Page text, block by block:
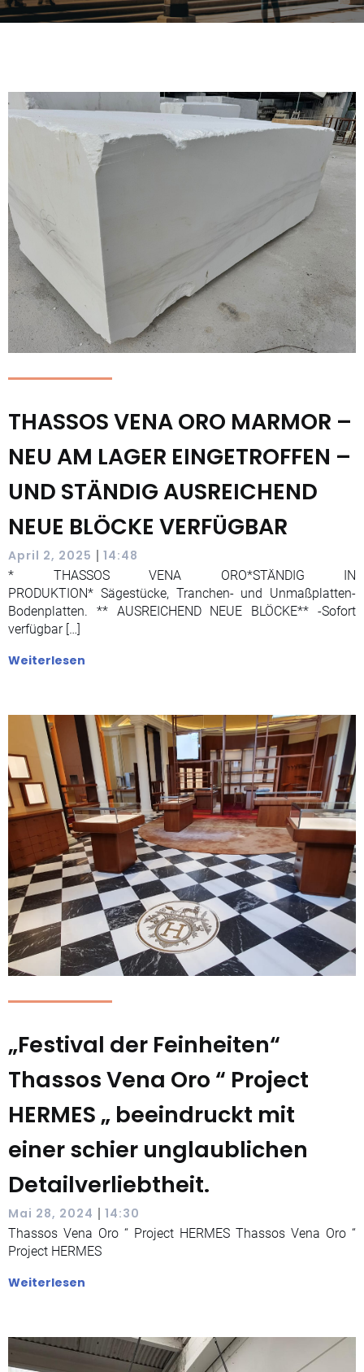
THASSOS VENA ORO MARMOR –
NEU AM LAGER EINGETROFFEN –
UND STÄNDIG AUSREICHEND
NEUE BLÖCKE VERFÜGBAR
April 2, 2025 | 14:48
* THASSOS VENA ORO*STÄNDIG IN
PRODUKTION* Sägestücke, Tranchen- und Unmaßplatten-
Bodenplatten. ** AUSREICHEND NEUE BLÖCKE** -Sofort
verfügbar […]
Weiterlesen
„Festival der Feinheiten“
Thassos Vena Oro “ Project
HERMES „ beeindruckt mit
einer schier unglaublichen
Detailverliebtheit.
Mai 28, 2024 | 14:30
Thassos Vena Oro “ Project HERMES Thassos Vena Oro “
Project HERMES
Weiterlesen